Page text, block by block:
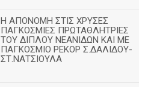
Η ΑΠΟΝΟΜΗ ΣΤΙΣ ΧΡΥΣΕΣ
ΠΑΓΚΟΣΜΙΕΣ ΠΡΩΤΑΘΛΗΤΡΙΕΣ
ΤΟΥ ΔΙΠΛΟΥ ΝΕΑΝΙΔΩΝ ΚΑΙ ΜΕ
ΠΑΓΚΟΣΜΙΟ ΡΕΚΟΡ Σ.ΔΑΛΙΔΟΥ-
ΣΤ.ΝΑΤΣΙΟΥΛΑ